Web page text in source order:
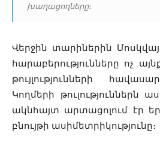
խաղացողները։
Վերջին տարիներին
հարաբերությունները ոչ
թույլությունների
Կողմերի թուլություններն
ակնհայտ արտացոլում էր
բնույթի ասիմետրիկությունը։